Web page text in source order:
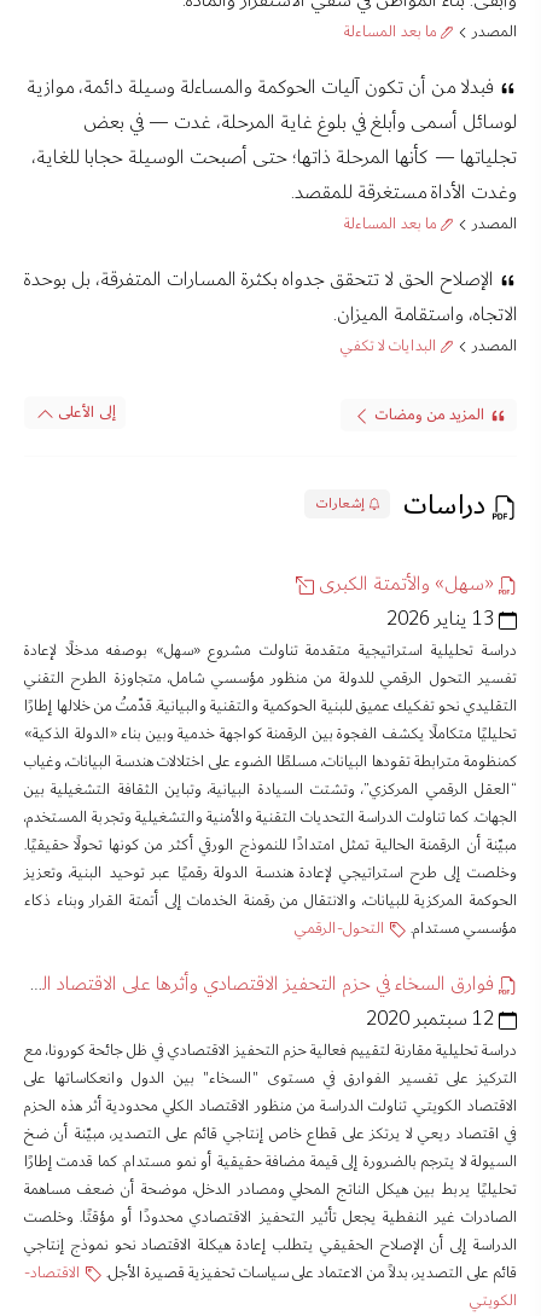
المصدر ما بعد المساءلة
فبدلا من أن تكون آليات الحوكمة والمساءلة وسيلة دائمة، موازية
لوسائل أسمى وأبلغ في بلوغ غاية المرحلة، غدت — في بعض
تجلياتها — كأنها المرحلة ذاتها؛ حتى أصبحت الوسيلة حجابا للغاية،
وغدت الأداة مستغرقة للمقصد.
المصدر ما بعد المساءلة
الإصلاح الحق لا تتحقق جدواه بكثرة المسارات المتفرقة، بل بوحدة
الاتجاه، واستقامة الميزان.
المصدر البدايات لا تكفي
المزيد من ومضات إلى الأعلى
دراسات إشعارات
«سهل» والأتمتة الكبرى
دراسة تحليلية استراتيجية متقدمة تناولت مشروع «سهل» بوصفه مدخلًا لإعادة
تفسير التحول الرقمي للدولة من منظور مؤسسي شامل، متجاوزة الطرح التقني
التقليدي نحو تفكيك عميق للبنية الحوكمية والتقنية والبيانية. قدّمتُ من خلالها إطارًا
تحليليًا متكاملًا يكشف الفجوة بين الرقمنة كواجهة خدمية وبين بناء «الدولة الذكية»
كمنظومة مترابطة تقودها البيانات، مسلطًا الضوء على اختلالات هندسة البيانات، وغياب
“العقل الرقمي المركزي”، وتشتت السيادة البيانية، وتباين الثقافة التشغيلية بين
الجهات. كما تناولت الدراسة التحديات التقنية والأمنية والتشغيلية وتجربة المستخدم،
مبيّنة أن الرقمنة الحالية تمثل امتدادًا للنموذج الورقي أكثر من كونها تحولًا حقيقيًا.
وخلصت إلى طرح استراتيجي لإعادة هندسة الدولة رقميًا عبر توحيد البنية، وتعزيز
الحوكمة المركزية للبيانات، والانتقال من رقمنة الخدمات إلى أتمتة القرار وبناء ذكاء
مؤسسي مستدام.
التحول-الرقمي
فوارق السخاء في حزم التحفيز الاقتصادي وأثرها على الاقتصاد الكويتي
دراسة تحليلية مقارنة لتقييم فعالية حزم التحفيز الاقتصادي في ظل جائحة كورونا، مع
التركيز على تفسير الفوارق في مستوى "السخاء" بين الدول وانعكاساتها على
الاقتصاد الكويتي. تناولت الدراسة من منظور الاقتصاد الكلي محدودية أثر هذه الحزم
في اقتصاد ريعي لا يرتكز على قطاع خاص إنتاجي قائم على التصدير، مبيّنة أن ضخ
السيولة لا يترجم بالضرورة إلى قيمة مضافة حقيقية أو نمو مستدام. كما قدمت إطارًا
تحليليًا يربط بين هيكل الناتج المحلي ومصادر الدخل، موضحة أن ضعف مساهمة
الصادرات غير النفطية يجعل تأثير التحفيز الاقتصادي محدودًا أو مؤقتًا. وخلصت
الدراسة إلى أن الإصلاح الحقيقي يتطلب إعادة هيكلة الاقتصاد نحو نموذج إنتاجي
قائم على التصدير، بدلاً من الاعتماد على سياسات تحفيزية قصيرة الأجل.
الاقتصاد-
الكويتي